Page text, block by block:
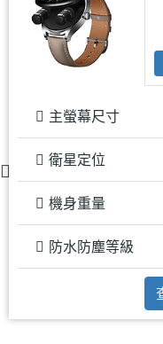
主螢幕尺寸
衛星定位
機身重量
防水防塵等級